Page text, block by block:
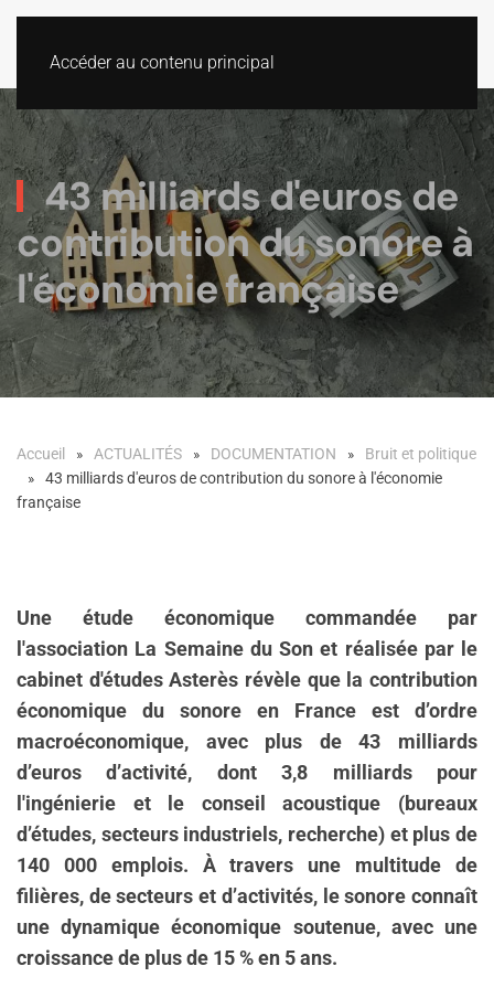
Accéder au contenu principal
43 milliards d'euros de
contribution du sonore à
l'économie française
Accueil ACTUALITÉS DOCUMENTATION
Bruit et politique
43 milliards d'euros de contribution du sonore à l'économie
française
Une étude économique commandée par
l'association La Semaine du Son et réalisée par le
cabinet d'études Asterès révèle que la contribution
économique du sonore en France est d’ordre
macroéconomique, avec plus de 43 milliards
d’euros d’activité, dont 3,8 milliards pour
l'ingénierie et le conseil acoustique (bureaux
d’études, secteurs industriels, recherche) et plus de
140 000 emplois. À travers une multitude de
filières, de secteurs et d’activités, le sonore connaît
une dynamique économique soutenue, avec une
croissance de plus de 15 % en 5 ans.